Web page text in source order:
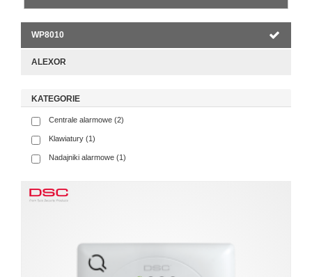
WP8010
ALEXOR
KATEGORIE
Centrale alarmowe (2)
Klawiatury (1)
Nadajniki alarmowe (1)